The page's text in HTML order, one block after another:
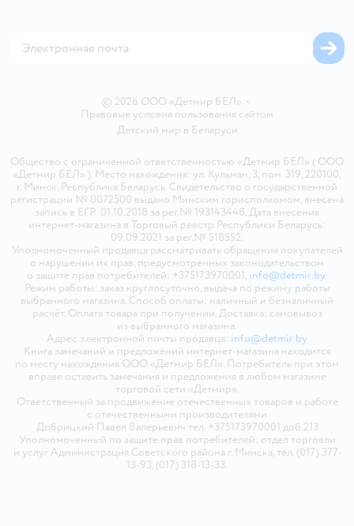
© 2026 ООО «Детмир БЕЛ» •
Правовые условия пользования сайтом
Детский мир в Беларуси
Общество с ограниченной ответственностью «Детмир БЕЛ» ( ООО
«Детмир БЕЛ» ). Место нахождения: ул. Кульман, 3, пом. 319, 220100,
г. Минск, Республика Беларусь. Свидетельство о государственной
регистрации № 0072500 выдано Минским горисполкомом, внесена
запись в ЕГР 01.10.2018 за рег.№ 193143448. Дата внесения
интернет-магазина в Торговый реестр Республики Беларусь:
09.09.2021 за рег.№ 518552.
Уполномоченный продавца рассматривать обращения покупателей
о нарушении их прав, предусмотренных законодательством
о защите прав потребителей: +375173970001, info@detmir.by.
Режим работы: заказ круглосуточно, выдача по режиму работы
выбранного магазина. Способ оплаты: наличный и безналичный
расчёт. Оплата товара при получении. Доставка: самовывоз
из выбранного магазина.
Адрес электронной почты продавца: info@detmir.by
Книга замечаний и предложений интернет-магазина находится
по месту нахождения ООО «Детмир БЕЛ». Потребитель при этом
вправе оставить замечания и предложения в любом магазине
торговой сети «Детмир».
Ответственный за продвижение отечественных товаров и работе
с отечественными производителями
Добрицкий Павел Валерьевич тел. +375173970001 доб.213
Уполномоченный по защите прав потребителей: отдел торговли
и услуг Администрация Советского района г. Минска, тел. (017) 377-
13-93, (017) 318-13-33.